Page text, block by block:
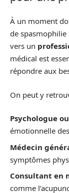
À un moment
de spasmophilie
vers un
médical est
répondre aux
On peut y
Psychologue
émotionnelle
Médecin
symptômes
Consultant en
comme